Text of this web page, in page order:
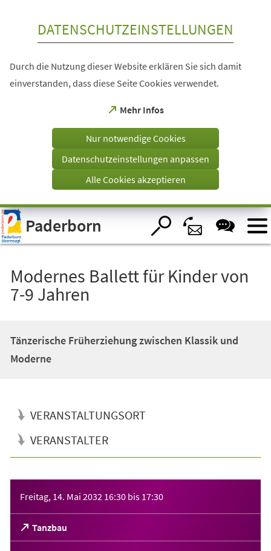
Visuelle
Assistenzsoftware
öffnen.
DATENSCHUTZEINSTELLUNGEN
Durch die Nutzung dieser Website erklären Sie sich damit
einverstanden, dass diese Seite Cookies verwendet.
Mehr Infos
(Öffnet
einem
Tab)
Nur notwendige Cookies
Datenschutzeinstellungen anpassen
Alle Cookies akzeptieren
Paderborn
Modernes Ballett für Kinder von
7-9 Jahren
Tänzerische Früherziehung zwischen Klassik und
Moderne
VERANSTALTUNGSORT
VERANSTALTER
Freitag, 14. Mai 2032 16:30 bis 17:30
Tanzbau
(Öffnet
in